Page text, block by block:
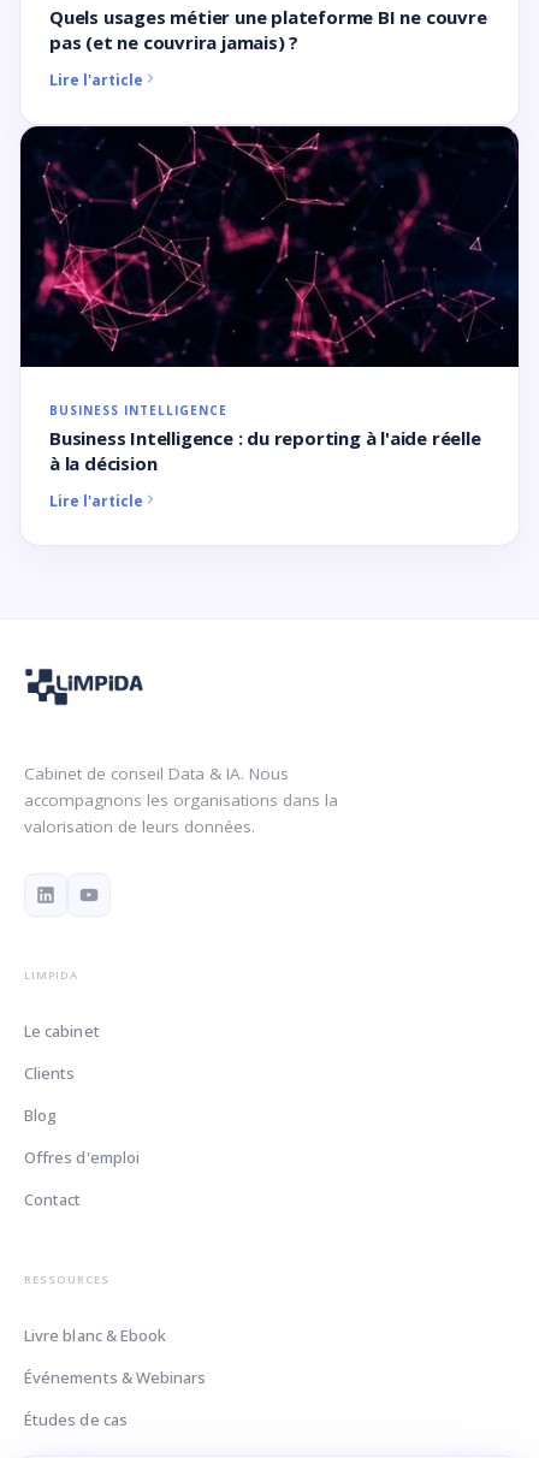
Quels usages métier une plateforme BI ne couvre
pas (et ne couvrira jamais) ?
Lire l'article
BUSINESS INTELLIGENCE
Business Intelligence : du reporting à l'aide réelle
à la décision
Lire l'article
Cabinet de conseil Data & IA. Nous
accompagnons les organisations dans la
valorisation de leurs données.
LIMPIDA
Le cabinet
Clients
Blog
Offres d'emploi
Contact
RESSOURCES
Livre blanc & Ebook
Événements & Webinars
Études de cas